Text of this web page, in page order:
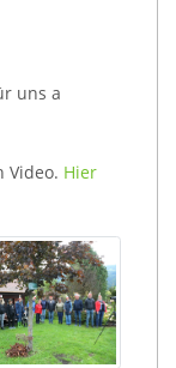
uns a
Video. Hier